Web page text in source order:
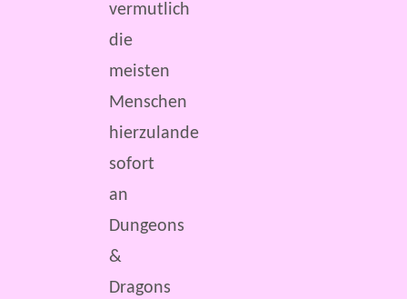
vermutlich
die
meisten
Menschen
hierzulande
sofort
an
Dungeons
&
Dragons